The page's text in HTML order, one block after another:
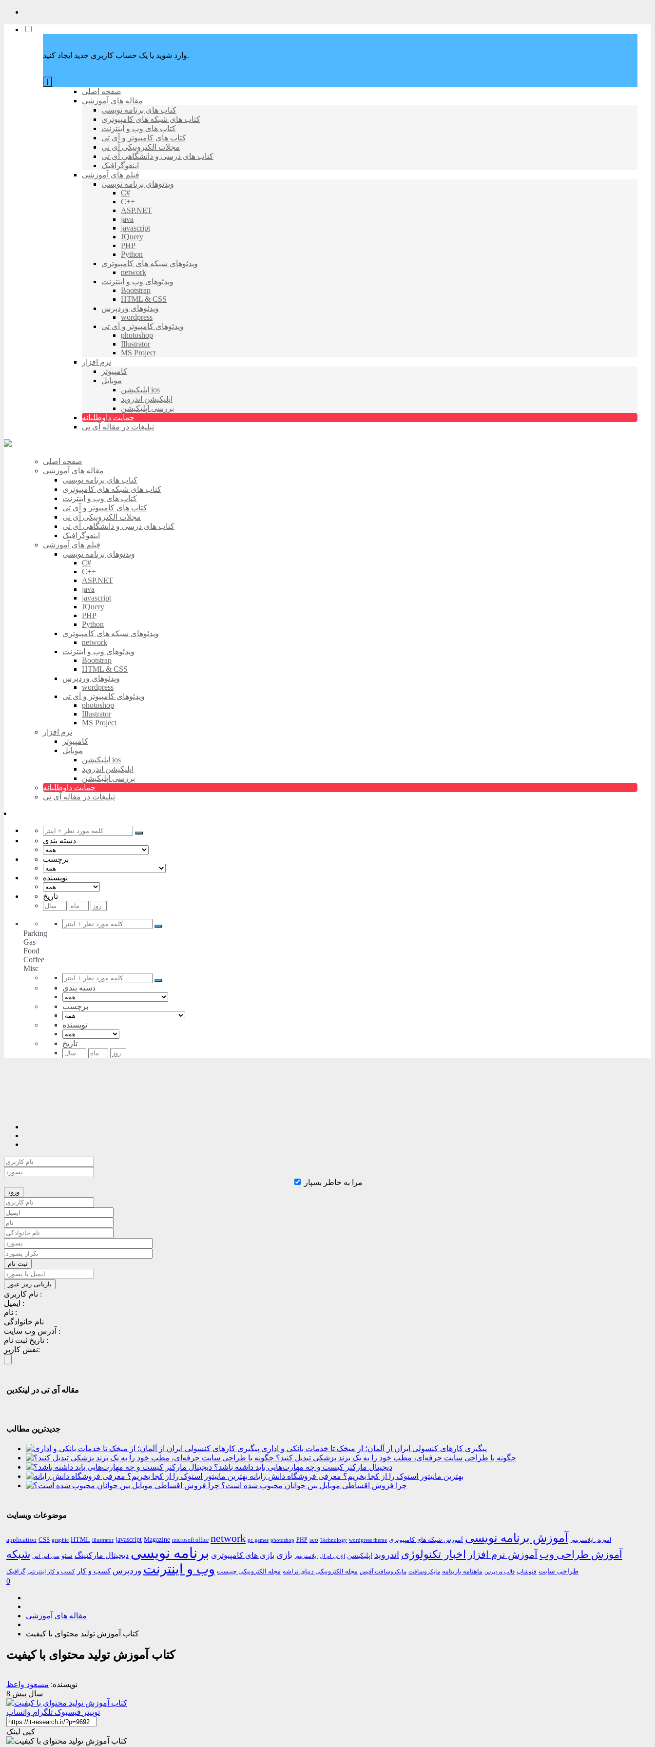
وارد شوید یا یک حساب کاربری جدید ایجاد کنید.
صفحه اصلی
مقاله های آموزشی
کتاب های برنامه نویسی
کتاب های شبکه های کامپیوتری
کتاب های وب و اینترنت
کتاب های کامپیوتر و آی تی
مجلات الکترونیکی آی تی
کتاب های درسی و دانشگاهی آی تی
اینفوگرافیک
فیلم های آموزشی
ویدئوهای برنامه نویسی
C#
C++
ASP.NET
java
javascript
JQuery
PHP
Python
ویدئوهای شبکه های کامپیوتری
network
ویدئوهای وب و اینترنت
Bootstrap
HTML & CSS
ویدئوهای وردپرس
wordpress
ویدئوهای کامپیوتر و آی تی
photoshop
Illustrator
MS Project
نرم افزار
کامپیوتر
موبایل
اپلیکیشن ios
اپلیکیشن اندروید
بررسی اپلیکیشن
حمایت داوطلبانه
تبلیغات در مقاله آی تی
صفحه اصلی
مقاله های آموزشی
کتاب های برنامه نویسی
کتاب های شبکه های کامپیوتری
کتاب های وب و اینترنت
کتاب های کامپیوتر و آی تی
مجلات الکترونیکی آی تی
کتاب های درسی و دانشگاهی آی تی
اینفوگرافیک
فیلم های آموزشی
ویدئوهای برنامه نویسی
C#
C++
ASP.NET
java
javascript
JQuery
PHP
Python
ویدئوهای شبکه های کامپیوتری
network
ویدئوهای وب و اینترنت
Bootstrap
HTML & CSS
ویدئوهای وردپرس
wordpress
ویدئوهای کامپیوتر و آی تی
photoshop
Illustrator
MS Project
نرم افزار
کامپیوتر
موبایل
اپلیکیشن ios
اپلیکیشن اندروید
بررسی اپلیکیشن
حمایت داوطلبانه
تبلیغات در مقاله آی تی
دسته بندی
برچسب
نویسنده
تاریخ
Parking
Gas
Food
Coffee
Misc
دسته بندی
برچسب
نویسنده
تاریخ
مرا به خاطر بسپار
نام کاربری :
ایمیل :
نام :
نام خانوادگی
آدرس وب سایت :
تاریخ ثبت نام :
نقش کاربر:
مقاله آی تی در لینکدین
جدیدترین مطالب
پیگیری کارهای کنسولی ایران از آلمان؛ از میخک تا خدمات بانکی و اداری
چگونه با طراحی سایت حرفه‌ای، مطب خود را به یک برند پزشکی تبدیل کنید؟
دیجیتال مارکتر کیست و چه مهارت‌هایی باید داشته باشد؟
بهترین مانیتور استوک را از کجا بخریم؟ معرفی فروشگاه دانش رایانه
چرا فروش اقساطی موبایل بین جوانان محبوب شده است؟
موضوعات وبسایت
application CSS graphic HTML illustrator javascript Magazine microsoft office network pc games photoshop PHP seo Technology wordpress theme آموزش ایلاستریتور آموزش برنامه نویسی آموزش شبکه های کامپیوتری
آموزش طراحی وب آموزش نرم افزار اخبار تکنولوژی اندروید اپلیکیشن اچ تی ام ال ایلاستریتور بازی بازی های کامپیوتری برنامه نویسی دیجیتال مارکتینگ سئو سی اس اس شبکه
طراحی سایت فتوشاپ قالب وردپرس ماهنامه بازینامه مایکروسافت مایکروسافت آفیس مجله الکترونیکی دنیای تراشه مجله الکترونیکی چیپست وب و اینترنت وردپرس کسب و کار کسب و کار اینترنتی گرافیک
0
مقاله های آموزشی
کتاب آموزش تولید محتوای با کیفیت
کتاب آموزش تولید محتوای با کیفیت
نویسنده: مسعود واعظ
8 سال پیش
توییتر فیسبوک تلگرام واتساپ
کپی لینک